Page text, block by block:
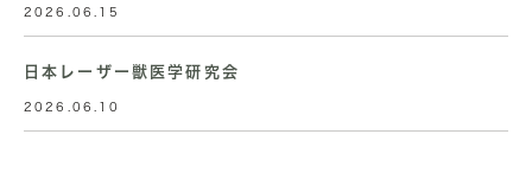
2026.06.15
日本レーザー獣医学研究会
2026.06.10